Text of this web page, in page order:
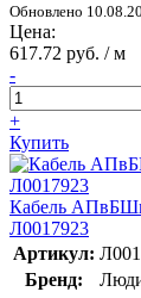
Обновлено
Цена:
617.72 руб. / м
-
+
Купить
Кабель
Л0017923
Артикул:
Бренд: